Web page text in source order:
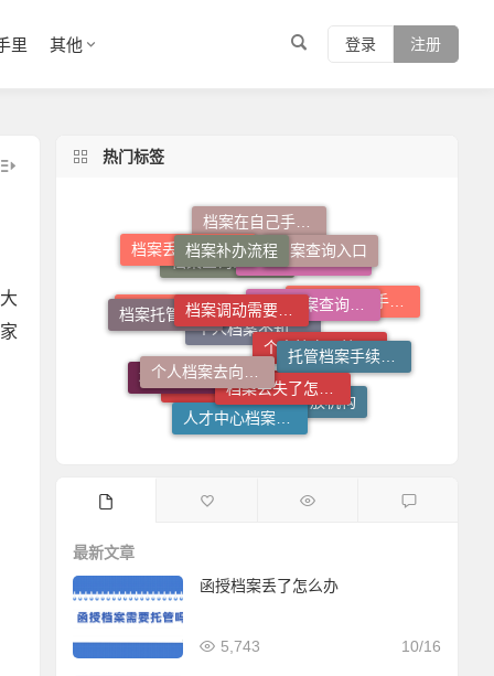
登录 注册
里 其他
热门标签
档案拆开了怎么补救
个人档案不知道在哪儿怎么查
个人档案死档激活
档案存放机构
人才中心档案接收流程
档案调动函
档案存放流程
档案查询系统官网 档案拆开了去哪里封
档案在自己手里怎么放到人才市场
托管档案手续如何办理
档案丢失了怎么办
个人档案去向查询
档案托管流程
档案丢失了怎么补
档案在自己手里怎么办
档案查询入口
个人档案查询系统
档案调动需要什么手续
档案补办流程
最新文章
函授档案丢了怎么办
10/16
5,743